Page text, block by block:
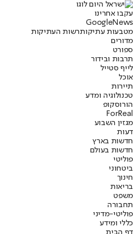
עקבו אחרינו
Googl eNews
מטבעות עתיקותרשות העתיקות
מדורים
ספורט
תרבות ובידור
לייף סטייל
אוכל
תיירות
טכנולוגיה ומדע
הורוסקופ
ForReal
מגזין השבוע
דעות
חדשות בארץ
חדשות בעולם
פוליטי
ביטחוני
חינוך
בריאות
משפט
תחבורה
פוליטי-מדיני
כללי ומידע